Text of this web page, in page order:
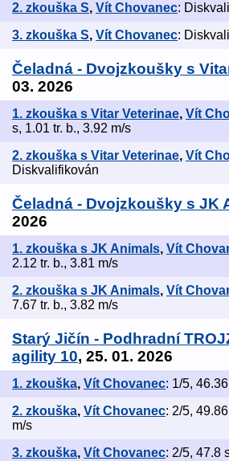
2. zkouška S, Vít Chovanec:
3. zkouška S, Vít Chovanec:
Čeladná - Dvojzkoušky s
03. 2026
1. zkouška s Vitar Veterinae, Vít
s, 1.01 tr. b., 3.92 m/s
2. zkouška s Vitar Veterinae, Vít
Diskvalifikován
Čeladná - Dvojzkoušky s JK
2026
1. zkouška s JK Animals, Vít
2.12 tr. b., 3.81 m/s
2. zkouška s JK Animals, Vít
7.67 tr. b., 3.82 m/s
Starý Jičín - Podhradní
agility 10, 25. 01. 2026
1. zkouška, Vít Chovanec: 1/5,
2. zkouška, Vít Chovanec: 2/5,
m/s
3. zkouška, Vít Chovanec: 2/5, 47.8